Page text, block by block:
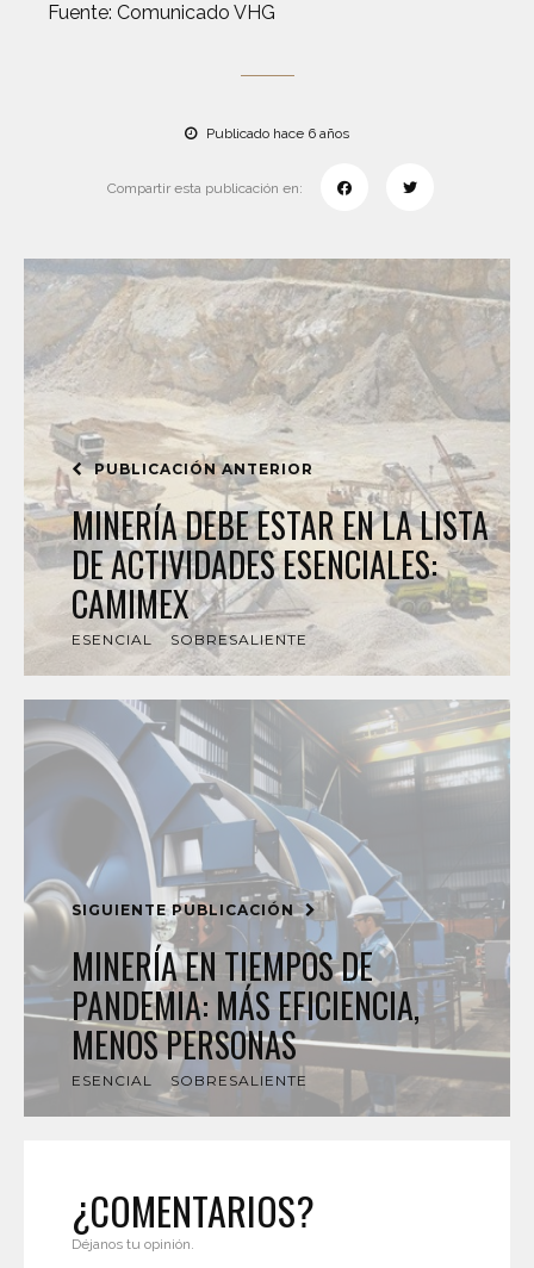
Fuente: Comunicado VHG
Publicado hace 6 años
Compartir esta publicación en:
PUBLICACIÓN ANTERIOR
MINERÍA DEBE ESTAR EN LA LISTA
DE ACTIVIDADES ESENCIALES:
CAMIMEX
ESENCIAL SOBRESALIENTE
SIGUIENTE PUBLICACIÓN
MINERÍA EN TIEMPOS DE
PANDEMIA: MÁS EFICIENCIA,
MENOS PERSONAS
ESENCIAL SOBRESALIENTE
¿COMENTARIOS?
Déjanos tu opinión.